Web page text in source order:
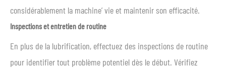
considérablement la machine’ vie et maintenir son efficacité.
Inspections et entretien de routine
En plus de la lubrification, effectuez des inspections de routine
pour identifier tout problème potentiel dès le début. Vérifiez